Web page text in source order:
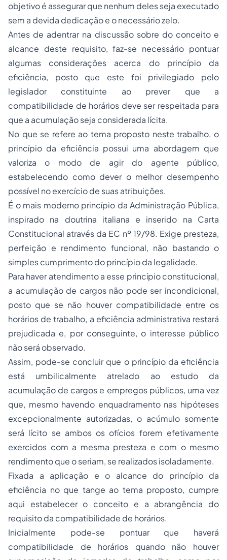
objetivo é assegurar que nenhum deles seja executado
sem a devida dedicação e o necessário zelo.
Antes de adentrar na discussão sobre do conceito e
alcance deste requisito, faz-se necessário pontuar
algumas considerações acerca do princípio da
eficiência, posto que este foi privilegiado pelo
legislador constituinte ao prever que a
compatibilidade de horários deve ser respeitada para
que a acumulação seja considerada lícita.
No que se refere ao tema proposto neste trabalho, o
princípio da eficiência possui uma abordagem que
valoriza o modo de agir do agente público,
estabelecendo como dever o melhor desempenho
possível no exercício de suas atribuições.
É o mais moderno princípio da Administração Pública,
inspirado na doutrina italiana e inserido na Carta
Constitucional através da EC nº 19/98. Exige presteza,
perfeição e rendimento funcional, não bastando o
simples cumprimento do princípio da legalidade.
Para haver atendimento a esse princípio constitucional,
a acumulação de cargos não pode ser incondicional,
posto que se não houver compatibilidade entre os
horários de trabalho, a eficiência administrativa restará
prejudicada e, por conseguinte, o interesse público
não será observado.
Assim, pode-se concluir que o princípio da eficiência
está umbilicalmente atrelado ao estudo da
acumulação de cargos e empregos públicos, uma vez
que, mesmo havendo enquadramento nas hipóteses
excepcionalmente autorizadas, o acúmulo somente
será lícito se ambos os ofícios forem efetivamente
exercidos com a mesma presteza e com o mesmo
rendimento que o seriam, se realizados isoladamente.
Fixada a aplicação e o alcance do princípio da
eficiência no que tange ao tema proposto, cumpre
aqui estabelecer o conceito e a abrangência do
requisito da compatibilidade de horários.
Inicialmente pode-se pontuar que haverá
compatibilidade de horários quando não houver